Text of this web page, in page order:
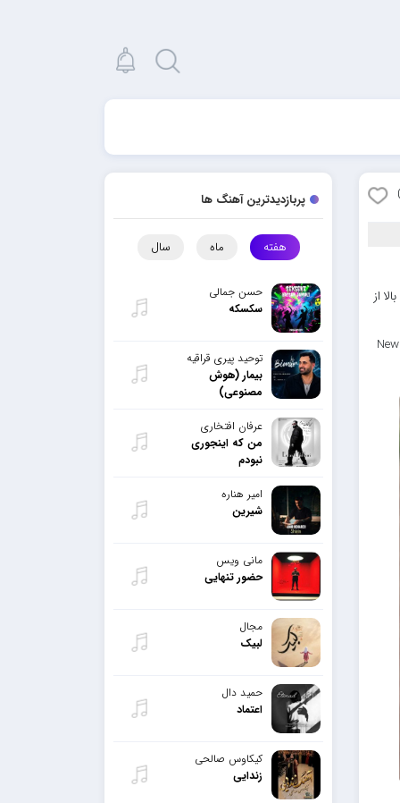
از
پربازدیدترین آهنگ ها
هفته ماه سال
حسن جمالی
سکسکه
توحید پیری قراقیه
بیمار (هوش
مصنوعی)
عرفان افتخاری
من که اینجوری
نبودم
امیر هناره
شیرین
مانی ویس
حضور تنهایی
مجال
لبیک
حمید دال
اعتماد
کیکاوس صالحی
زندایی